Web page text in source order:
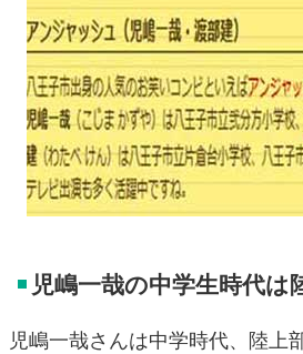
児嶋一哉の中学生時代は
児嶋一哉さんは中学時代、陸上